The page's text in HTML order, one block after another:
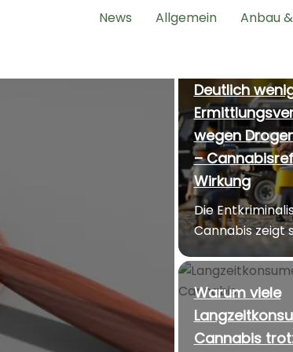
News Allgemein Anbau
Deutlich
wegen
–
Wirkung
Die
Cannabis zeigt
Warum viele
Cannabis